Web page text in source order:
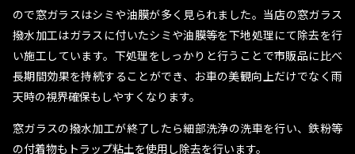
ので窓ガラスはシミや油膜が多く見られました。当店の窓ガラス
撥水加工はガラスに付いたシミや油膜等を下地処理にて除去を行
い施工しています。下処理をしっかりと行うことで市販品に比べ
長期間効果を持続することができ、お車の美観向上だけでなく雨
天時の視界確保もしやすくなります。
窓ガラスの撥水加工が終了したら細部洗浄の洗車を行い、鉄粉等
の付着物もトラップ粘土を使用し除去を行います。